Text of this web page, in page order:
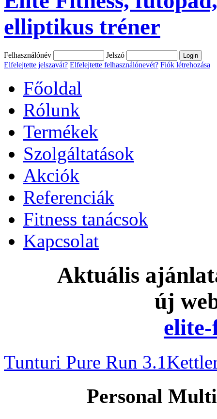
elliptikus tréner
Felhasználónév
Jelszó
Elfelejtette jelszavát? Elfelejtette felhasználónevét? Fiók létrehozása
Főoldal
Rólunk
Termékek
Szolgáltatások
Akciók
Referenciák
Fitness tanácsok
Kapcsolat
Aktuális
új
Tunturi Pure Run 3.1
Personal